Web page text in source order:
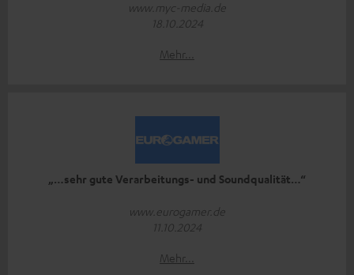
www.myc-media.de
18.10.2024
Mehr...
„…sehr gute Verarbeitungs- und Soundqualität…“
www.eurogamer.de
11.10.2024
Mehr...